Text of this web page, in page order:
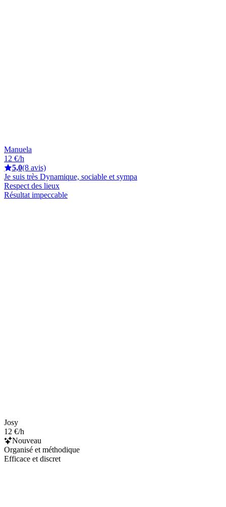
Manuela
12 €/h
5,0(8 avis)
Je suis très Dynamique, sociable et sympa
Respect des lieux
Résultat impeccable
Josy
12 €/h
Nouveau
Organisé et méthodique
Efficace et discret